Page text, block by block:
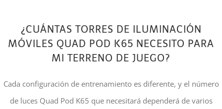
¿CUÁNTAS TORRES DE ILUMINACIÓN
MÓVILES QUAD POD K65 NECESITO PARA
MI TERRENO DE JUEGO?
Cada configuración de entrenamiento es diferente, y el número
de luces Quad Pod K65 que necesitará dependerá de varios